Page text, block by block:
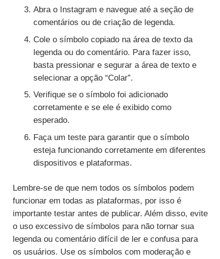
Abra o Instagram e navegue até a seção de
comentários ou de criação de legenda.
Cole o símbolo copiado na área de texto da
legenda ou do comentário. Para fazer isso,
basta pressionar e segurar a área de texto e
selecionar a opção “Colar”.
Verifique se o símbolo foi adicionado
corretamente e se ele é exibido como
esperado.
Faça um teste para garantir que o símbolo
esteja funcionando corretamente em diferentes
dispositivos e plataformas.
Lembre-se de que nem todos os símbolos podem
funcionar em todas as plataformas, por isso é
importante testar antes de publicar. Além disso, evite
o uso excessivo de símbolos para não tornar sua
legenda ou comentário difícil de ler e confusa para
os usuários. Use os símbolos com moderação e